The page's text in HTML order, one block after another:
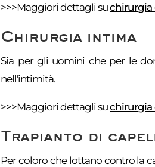
>>>Maggiori dettagli suchirurgia
Chirurgia intima
Sia per gli uomini che per le
nell'intimità.
>>>Maggiori dettagli suchirurgia
Trapianto di
Per coloro che lottano contro la